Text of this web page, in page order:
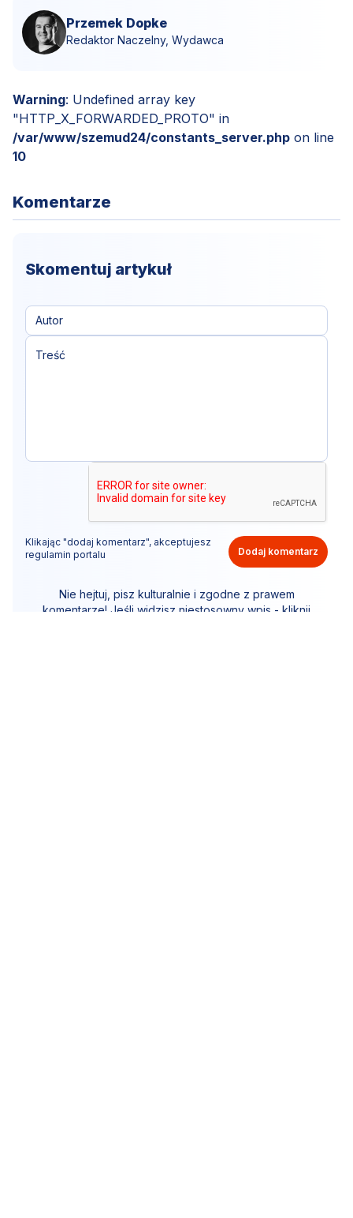
Przemek Dopke
Redaktor Naczelny, Wydawca
Warning: Undefined array key
"HTTP_X_FORWARDED_PROTO" in
/var/www/szemud24/constants_server.php on line
10
Komentarze
Skomentuj artykuł
Klikając "dodaj komentarz", akceptujesz
regulamin portalu
Dodaj komentarz
Nie hejtuj, pisz kulturalnie i zgodne z prawem
komentarze! Jeśli widzisz niestosowny wpis - kliknij